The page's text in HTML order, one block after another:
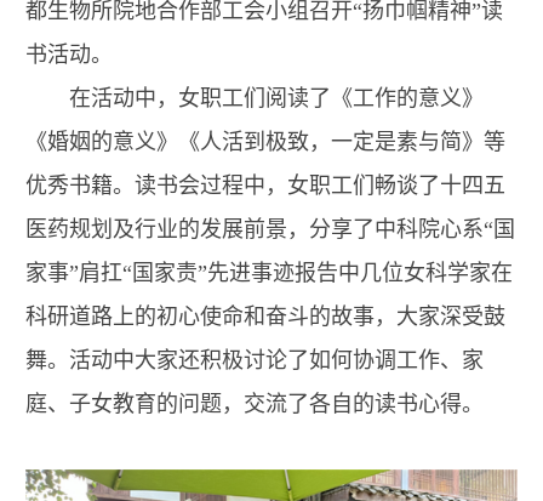
都生物所院地合作部工会小组召开“扬巾帼精神”读
书活动。
在活动中，女职工们阅读了《工作的意义》
《婚姻的意义》《人活到极致，一定是素与简》等
优秀书籍。读书会过程中，女职工们畅谈了十四五
医药规划及行业的发展前景，分享了中科院心系“国
家事”肩扛“国家责”先进事迹报告中几位女科学家在
科研道路上的初心使命和奋斗的故事，大家深受鼓
舞。活动中大家还积极讨论了如何协调工作、家
庭、子女教育的问题，交流了各自的读书心得。